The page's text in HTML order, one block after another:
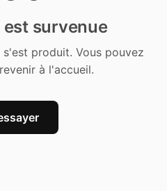
survenue
produit. Vous pouvez
à l'accueil.